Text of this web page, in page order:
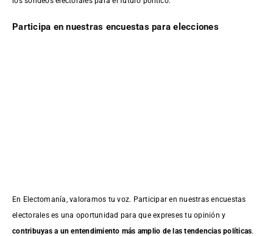
Participa en nuestras encuestas para elecciones
En Electomanía, valoramos tu voz. Participar en nuestras encuestas
electorales es una oportunidad para que expreses tu opinión y
contribuyas a un entendimiento más amplio de las tendencias políticas.